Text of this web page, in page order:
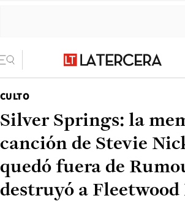
CULTO
Silver Springs: la
canción de Stevie
quedó fuera de
destruyó a Fleetwood